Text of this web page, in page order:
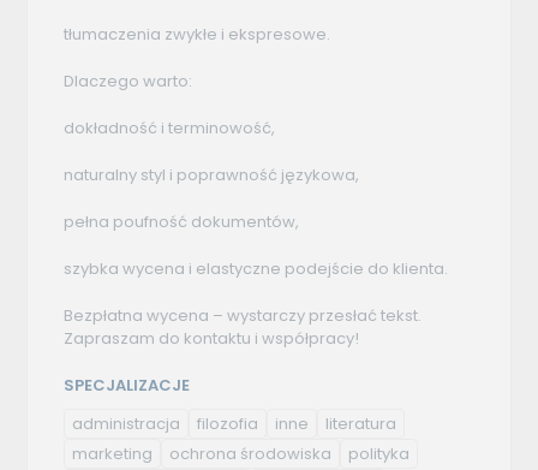
tłumaczenia zwykłe i ekspresowe.
Dlaczego warto:
dokładność i terminowość,
naturalny styl i poprawność językowa,
pełna poufność dokumentów,
szybka wycena i elastyczne podejście do klienta.
Bezpłatna wycena – wystarczy przesłać tekst.
Zapraszam do kontaktu i współpracy!
SPECJALIZACJE
administracja
filozofia inne
literatura
marketing
ochrona środowiska
polityka